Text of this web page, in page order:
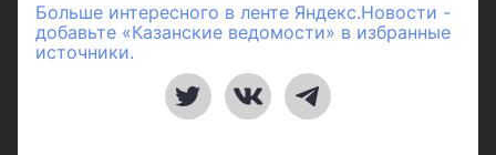
Больше интересного в ленте Яндекс.Новости -
добавьте «Казанские ведомости» в избранные
источники.